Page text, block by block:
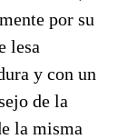
por su
lesa
y con un
de la
la misma